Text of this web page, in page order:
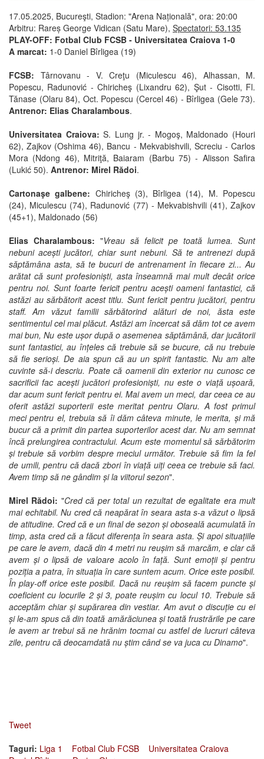
17.05.2025, Bucureşti, Stadion: "Arena Națională", ora: 20:00
Arbitru: Rareș George Vidican (Satu Mare), Spectatori: 53.135
PLAY-OFF: Fotbal Club FCSB - Universitatea Craiova 1-0
A marcat: 1-0 Daniel Bîrligea (19)
FCSB: Târnovanu - V. Creţu (Miculescu 46), Alhassan, M.
Popescu, Radunović - Chiricheş (Lixandru 62), Şut - Cisotti, Fl.
Tănase (Olaru 84), Oct. Popescu (Cercel 46) - Bîrligea (Gele 73).
Antrenor: Elias Charalambous.
Universitatea Craiova:S. Lung jr. - Mogoş, Maldonado (Houri
62), Zajkov (Oshima 46), Bancu - Mekvabishvili, Screciu - Carlos
Mora (Ndong 46), Mitriţă, Baiaram (Barbu 75) - Alisson Safira
(Lukić 50). Antrenor: Mirel Rădoi.
Cartonaşe galbene: Chiricheş (3), Bîrligea (14), M. Popescu
(24), Miculescu (74), Radunović (77) - Mekvabishvili (41), Zajkov
(45+1), Maldonado (56)
Elias Charalambous: "Vreau să felicit pe toată lumea. Sunt
nebuni acești jucători, chiar sunt nebuni. Să te antrenezi după
săptămâna asta, să te bucuri de antrenament în fiecare zi... Au
arătat că sunt profesioniști, asta înseamnă mai mult decât orice
pentru noi. Sunt foarte fericit pentru acești oameni fantastici, că
astăzi au sărbătorit acest titlu. Sunt fericit pentru jucători, pentru
staff. Am văzut familii sărbătorind alături de noi, ăsta este
sentimentul cel mai plăcut. Astăzi am încercat să dăm tot ce avem
mai bun, Nu este ușor după o asemenea săptămână, dar jucătorii
sunt fantastici, au înțeles că trebuie să se bucure, că nu trebuie
să fie serioși. De aia spun că au un spirit fantastic. Nu am alte
cuvinte să-i descriu. Poate că oamenii din exterior nu cunosc ce
sacrificii fac acești jucători profesioniști, nu este o viață ușoară,
dar acum sunt fericit pentru ei. Mai avem un meci, dar ceea ce au
oferit astăzi suporterii este meritat pentru Olaru. A fost primul
meci pentru el, trebuia să îi dăm câteva minute, le merita, și mă
bucur că a primit din partea suporterilor acest dar. Nu am semnat
încă prelungirea contractului. Acum este momentul să sărbătorim
și trebuie să vorbim despre meciul următor. Trebuie să fim la fel
de umili, pentru că dacă zbori în viață uiți ceea ce trebuie să faci.
Avem timp să ne gândim și la viitorul sezon".
Mirel Rădoi: "Cred că per total un rezultat de egalitate era mult
mai echitabil. Nu cred că neapărat în seara asta s-a văzut o lipsă
de atitudine. Cred că e un final de sezon și oboseală acumulată în
timp, asta cred că a făcut diferența în seara asta. Și apoi situațiile
pe care le avem, dacă din 4 metri nu reușim să marcăm, e clar că
avem și o lipsă de valoare acolo în față. Sunt emoții și pentru
poziția a patra, în situația în care suntem acum. Orice este posibil.
În play-off orice este posibil. Dacă nu reușim să facem puncte și
coeficient cu locurile 2 și 3, poate reușim cu locul 10. Trebuie să
acceptăm chiar și supărarea din vestiar. Am avut o discuție cu ei
și le-am spus că din toată amărăciunea și toată frustrările pe care
le avem ar trebui să ne hrănim tocmai cu astfel de lucruri câteva
zile, pentru că deocamdată nu știm când se va juca cu Dinamo".
Tweet
Taguri: Liga 1 Fotbal Club FCSB
Universitatea Craiova